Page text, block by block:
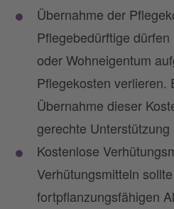
Übernahme der
Pflegebedürftige
oder Wohneigentum
Pflegekosten verlieren.
Übernahme dieser
gerechte Unterstützung
Kostenlose
Verhütungsmitteln
fortpflanzungsfähigen